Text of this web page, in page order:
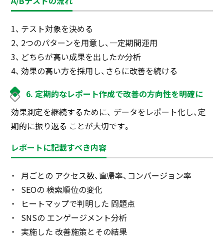
テスト対象を決める
2つのパターンを用意し、一定期間運用
どちらが高い成果を出したか分析
効果の高い方を採用し、さらに改善を続ける
6. 定期的なレポート作成で改善の方向性を明確に
効果測定を継続するために、 データをレポート化し、定
期的に振り返る ことが大切です。
レポートに記載すべき内容
月ごとの アクセス数、直帰率、コンバージョン率
SEOの 検索順位の変化
ヒートマップで判明した 問題点
SNSの エンゲージメント分析
実施した 改善施策とその結果